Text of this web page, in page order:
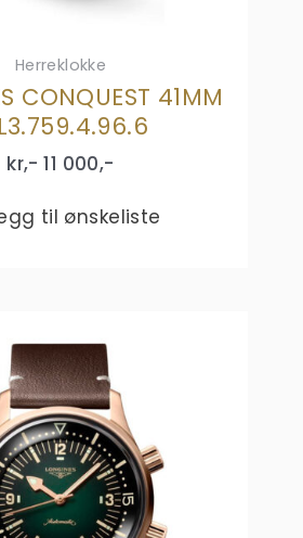
Herreklokke
CONQUEST 41MM
kr,- 11 000,-
til ønskeliste